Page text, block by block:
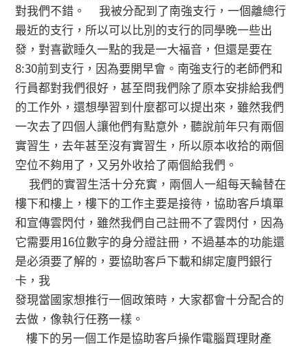
對我們不錯。 我被分配到了南強支行，一個離總行
最近的支行，所以可以比別的支行的同學晚一些出
發，對喜歡睡久一點的我是一大福音，但還是要在
8:30前到支行，因為要開早會。南強支行的老師們和
行員都對我們很好，甚至問我們除了原本安排給我們
的工作外，還想學習到什麼都可以提出來，雖然我們
一次去了四個人讓他們有點意外，聽說前年只有兩個
實習生，去年甚至沒有實習生，所以原本收拾的兩個
空位不夠用了，又另外收拾了兩個給我們。
我們的實習生活十分充實，兩個人一組每天輪替在
樓下和樓上，樓下的工作主要是接待，協助客戶填單
和宣傳雲閃付，雖然我們自己註冊不了雲閃付，因為
它需要用16位數字的身分證註冊，不過基本的功能還
是必須要了解的，要協助客戶下載和綁定廈門銀行
卡，我
發現當國家想推行一個政策時，大家都會十分配合的
去做，像執行任務一樣。
樓下的另一個工作是協助客戶操作電腦買理財產